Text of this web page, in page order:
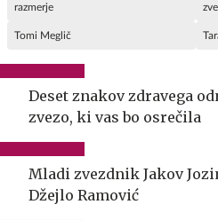
razmerje
Tomi Meglič
Deset znakov zdravega
zvezo, ki vas bo osrečila
Mladi zvezdnik Jakov
Džejlo Ramović